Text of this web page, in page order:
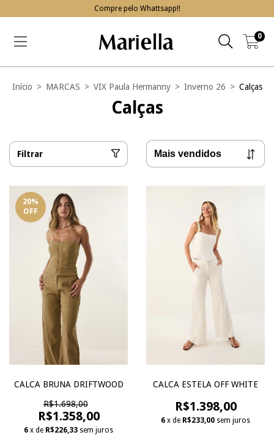
Compre pelo Whattsapp!!
0
Início > MARCAS > VIX Paula Hermanny > Inverno 26 > Calças
Calças
Filtrar
20%
OFF
CALCA BRUNA DRIFTWOOD
R$1.698,00
R$1.358,00
6 x de R$226,33 sem juros
CALCA ESTELA OFF WHITE
R$1.398,00
6 x de R$233,00 sem juros